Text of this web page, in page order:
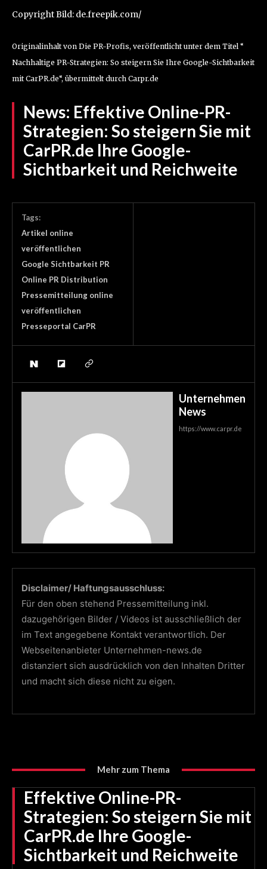
Copyright Bild: de.freepik.com/
Originalinhalt von Die PR-Profis, veröffentlicht unter dem Titel “
Nachhaltige PR-Strategien: So steigern Sie Ihre Google-Sichtbarkeit
mit CarPR.de“, übermittelt durch Carpr.de
News: Effektive Online-PR-
Strategien: So steigern Sie mit
CarPR.de Ihre Google-
Sichtbarkeit und Reichweite
Tags:
Artikel online
veröffentlichen
Google Sichtbarkeit PR
Online PR Distribution
Pressemitteilung online
veröffentlichen
Presseportal CarPR
Unternehmen
News
https://www.carpr.de
Disclaimer/ Haftungsausschluss:
Für den oben stehend Pressemitteilung inkl.
dazugehörigen Bilder / Videos ist ausschließlich der
im Text angegebene Kontakt verantwortlich. Der
Webseitenanbieter Unternehmen-news.de
distanziert sich ausdrücklich von den Inhalten Dritter
und macht sich diese nicht zu eigen.
Mehr zum Thema
Effektive Online-PR-
Strategien: So steigern Sie mit
CarPR.de Ihre Google-
Sichtbarkeit und Reichweite